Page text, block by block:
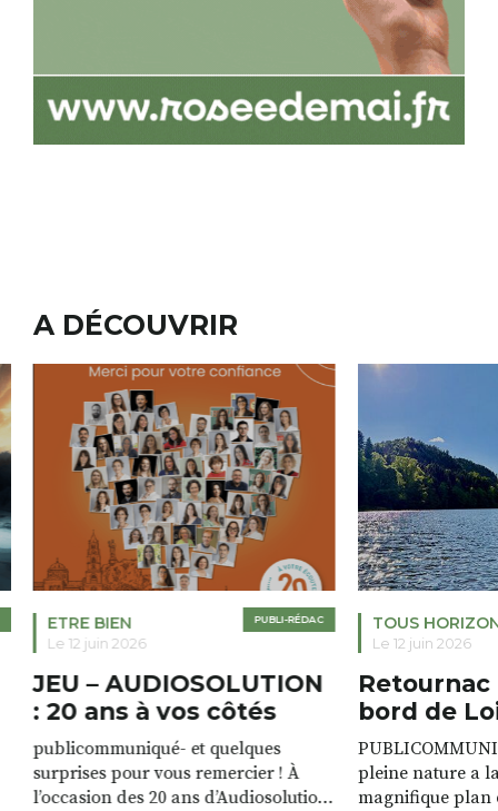
A DÉCOUVRIR
PUBLI-RÉDAC
ETRE BIEN
Le 12 juin 2026
JEU – AUDIOSOLUTION
: 20 ans à vos côtés
publicommuniqué- et quelques
surprises pour vous remercier ! À
l’occasion des 20 ans d’Audiosolution,
TOUS
Le 12 juin 2026
Retournac
bord de
pleine nature a
magnifique plan